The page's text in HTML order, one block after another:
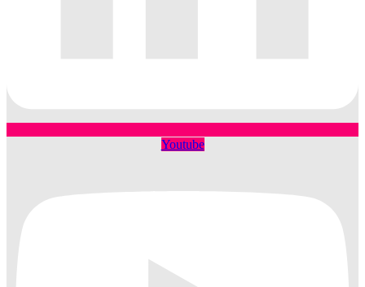
Youtube